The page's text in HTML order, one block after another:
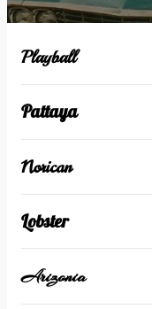
Playball
Pattaya
Norican
Lobster
Arizonia